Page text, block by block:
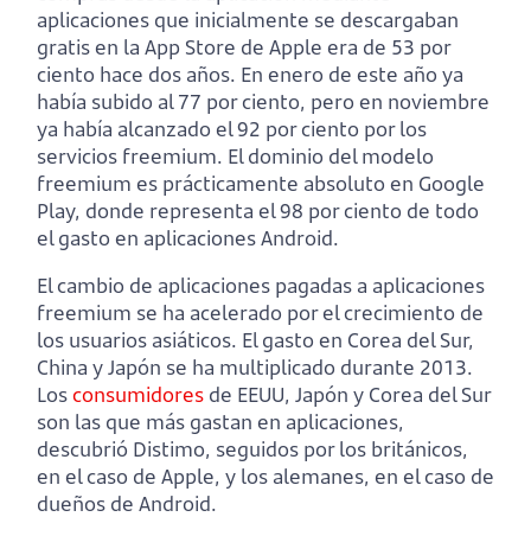
aplicaciones que inicialmente se descargaban
gratis en la App Store de Apple era de 53 por
ciento hace dos años. En enero de este año ya
había subido al 77 por ciento, pero en noviembre
ya había alcanzado el 92 por ciento por los
servicios freemium. El dominio del modelo
freemium es prácticamente absoluto en Google
Play, donde representa el 98 por ciento de todo
el gasto en aplicaciones Android.
El cambio de aplicaciones pagadas a aplicaciones
freemium se ha acelerado por el crecimiento de
los usuarios asiáticos. El gasto en Corea del Sur,
China y Japón se ha multiplicado durante 2013.
Losconsumidores de EEUU, Japón y Corea del Sur
son las que más gastan en aplicaciones,
descubrió Distimo, seguidos por los británicos,
en el caso de Apple, y los alemanes, en el caso de
dueños de Android.